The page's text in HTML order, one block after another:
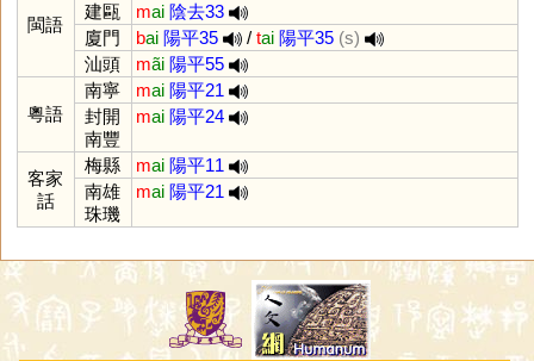
閩語
建甌
mai 陰去33
廈門
bai 陽平35 / tai 陽平35 (s)
汕頭
mãi 陽平55
粵語
南寧 mai 陽平21
封開
南豐
mai 陽平24
客家
話
梅縣 mai 陽平11
南雄
珠璣
mai 陽平21